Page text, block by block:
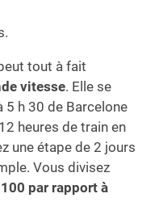
tout à fait
vitesse. Elle se
5 h 30 de Barcelone
heures de train en
une étape de 2 jours
Vous divisez
par rapport à